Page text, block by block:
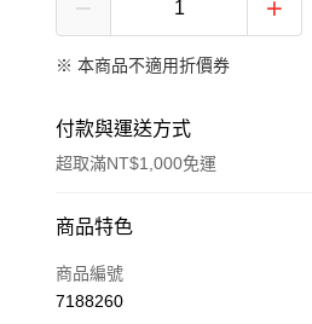
※ 本商品不適用折價券
付款與運送方式
超取滿NT$1,000免運
付款方式
信用卡一次付款
商品特色
商品編號
7188260